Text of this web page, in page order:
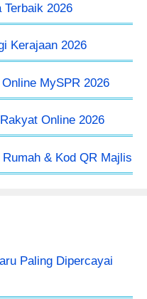
Terbaik 2026
Kerajaan 2026
MySPR 2026
Online 2026
& Kod QR Majlis
Paling Dipercayai